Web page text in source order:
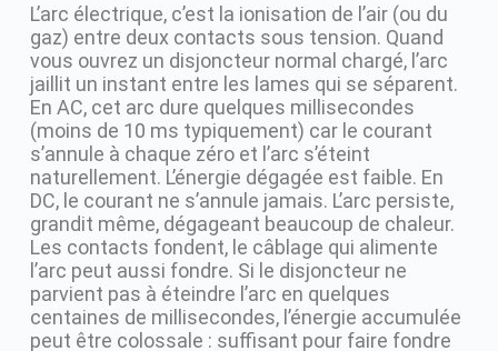
L’arc électrique, c’est la ionisation de l’air (ou du
gaz) entre deux contacts sous tension. Quand
vous ouvrez un disjoncteur normal chargé, l’arc
jaillit un instant entre les lames qui se séparent.
En AC, cet arc dure quelques millisecondes
(moins de 10 ms typiquement) car le courant
s’annule à chaque zéro et l’arc s’éteint
naturellement. L’énergie dégagée est faible. En
DC, le courant ne s’annule jamais. L’arc persiste,
grandit même, dégageant beaucoup de chaleur.
Les contacts fondent, le câblage qui alimente
l’arc peut aussi fondre. Si le disjoncteur ne
parvient pas à éteindre l’arc en quelques
centaines de millisecondes, l’énergie accumulée
peut être colossale : suffisant pour faire fondre